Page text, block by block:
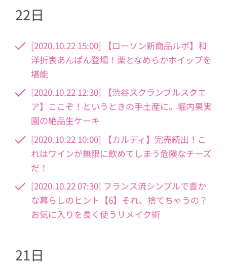
22日
[2020.10.22 15:00] 【ローソン新商品ルポ】和
洋折衷あんぱん登場！栗となめらかホイップを
堪能
[2020.10.22 12:30] 【渋谷スクランブルスクエ
ア】ここぞ！というときの手土産に。堀内果実
園の絶品生ケーキ
[2020.10.22 10:00] 【カルディ】完売続出！こ
れはワインが無限に飲めてしまう危険なチーズ
だ！
[2020.10.22 07:30] フランス流シンプルで豊か
な暮らしのヒント【6】それ、捨てちゃうの？
お気に入りを長く使うリメイク術
21日